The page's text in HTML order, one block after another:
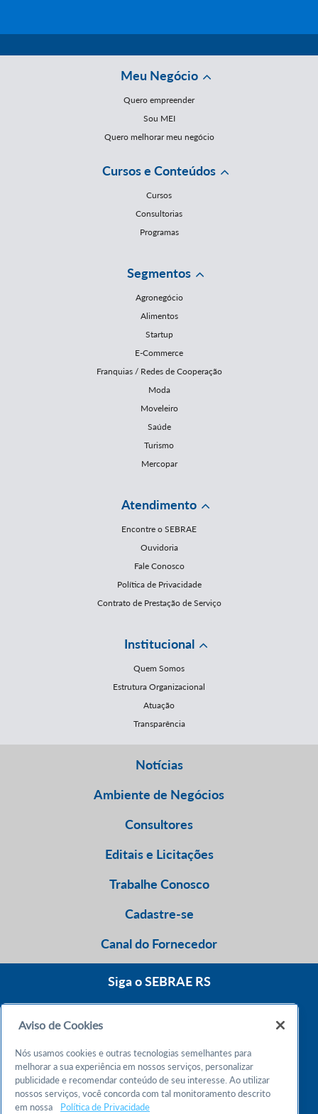
Meu Negócio
Quero empreender
Sou MEI
Quero melhorar meu negócio
Cursos e Conteúdos
Cursos
Consultorias
Programas
Segmentos
Agronegócio
Alimentos
Startup
E-Commerce
Franquias / Redes de Cooperação
Moda
Moveleiro
Saúde
Turismo
Mercopar
Atendimento
Encontre o SEBRAE
Ouvidoria
Fale Conosco
Política de Privacidade
Contrato de Prestação de Serviço
Institucional
Quem Somos
Estrutura Organizacional
Atuação
Transparência
Notícias
Ambiente de Negócios
Consultores
Editais e Licitações
Trabalhe Conosco
Cadastre-se
Canal do Fornecedor
Siga o SEBRAE RS
Atendimento 24h
Chame no WhatsApp
Aviso de Cookies
Nós usamos cookies e outras tecnologias semelhantes para
melhorar a sua experiência em nossos serviços, personalizar
publicidade e recomendar conteúdo de seu interesse. Ao utilizar
nossos serviços, você concorda com tal monitoramento descrito
em nossa
Política de Privacidade